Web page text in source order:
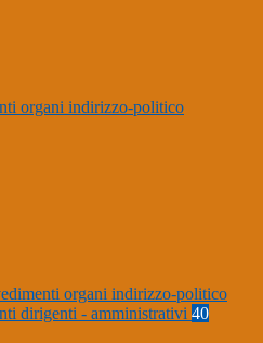
organi indirizzo-politico
organi indirizzo-politico
dirigenti - amministrativi 40